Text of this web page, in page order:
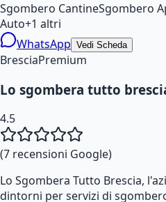
Sgombero CantineSgombero
Auto+1 altri
WhatsApp Vedi Scheda
BresciaPremium
Lo sgombera tutto
4.5
(7 recensioni Google)
Lo Sgombera Tutto Brescia,
dintorni per servizi di